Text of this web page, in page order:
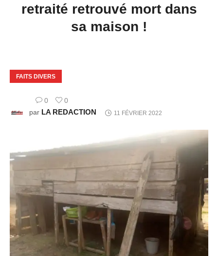
retraité retrouvé mort dans
sa maison !
FAITS DIVERS
0
0
par LA REDACTION 11 FÉVRIER 2022